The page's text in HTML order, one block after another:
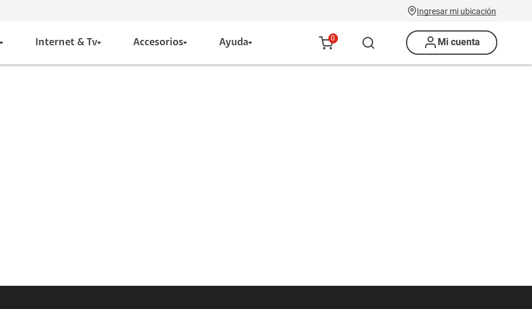
Ingresar mi ubicación
Internet & Tv Accesorios Ayuda 0 Mi cuenta